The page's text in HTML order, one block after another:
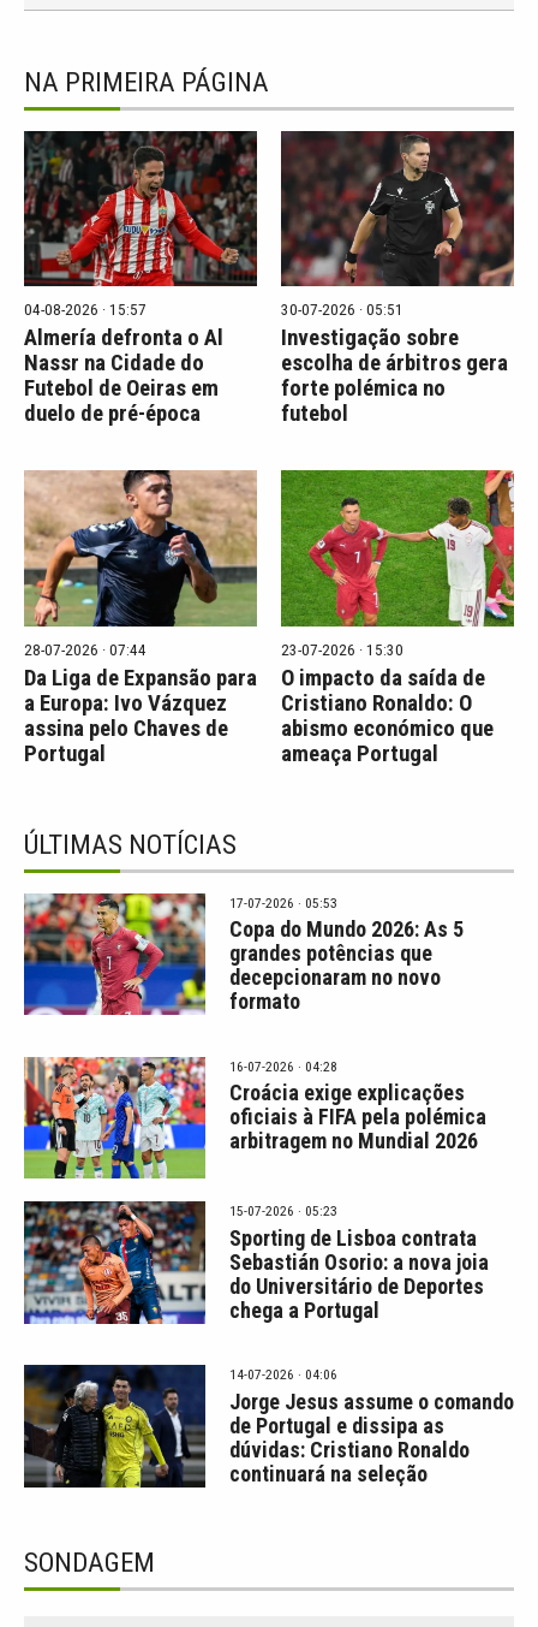
NA PRIMEIRA PÁGINA
04-08-2026 · 15:57
Almería defronta o Al
Nassr na Cidade do
Futebol de Oeiras em
duelo de pré-época
30-07-2026 · 05:51
Investigação sobre
escolha de árbitros gera
forte polémica no
futebol
28-07-2026 · 07:44
Da Liga de Expansão para
a Europa: Ivo Vázquez
assina pelo Chaves de
Portugal
23-07-2026 · 15:30
O impacto da saída de
Cristiano Ronaldo: O
abismo económico que
ameaça Portugal
ÚLTIMAS NOTÍCIAS
17-07-2026 · 05:53
Copa do Mundo 2026: As 5
grandes potências que
decepcionaram no novo
formato
16-07-2026 · 04:28
Croácia exige explicações
oficiais à FIFA pela polémica
arbitragem no Mundial 2026
15-07-2026 · 05:23
Sporting de Lisboa contrata
Sebastián Osorio: a nova joia
do Universitário de Deportes
chega a Portugal
14-07-2026 · 04:06
Jorge Jesus assume o comando
de Portugal e dissipa as
dúvidas: Cristiano Ronaldo
continuará na seleção
SONDAGEM